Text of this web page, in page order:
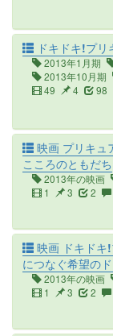
ドキドキ!プリ
2013年1月期
2013年10月期
49
4 98
映画 プリキュ
こころのともだち
2013年の映画
1
3 2
映画 ドキドキ
につなぐ希望の
2013年の映画
1
3 2